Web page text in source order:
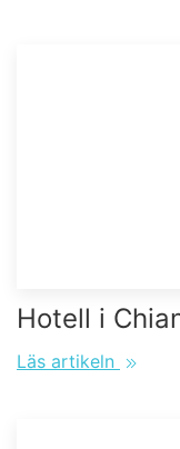
Hotell i
Läs artikeln